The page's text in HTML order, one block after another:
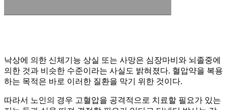
낙상에 의한 신체기능 상실 또는 사망은 심장마비와 뇌졸중에
의한 것과 비슷한 수준이라는 사실도 밝혀졌다. 혈압약을 복용
하는 목적은 바로 이러한 질환을 막기 위한 것이다.
따라서 노인의 경우 고혈압을 공격적으로 치료할 필요가 있는